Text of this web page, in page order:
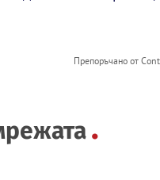
Препоръчано от